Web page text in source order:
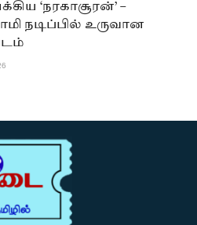
‘நரகாசூரன்’ –
நடிப்பில் உருவான